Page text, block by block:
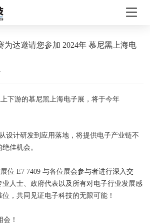
达邀请您参加 2024年 慕尼黑上海电
游的慕尼黑上海电子展，将于今年
计研发到应用落地，将提供电子产业链不
佳机会。
位 E7 7409 与各位展会参与者进行深入交
人士、政府代表以及所有对电子行业发展感
，共同见证电子科技的无限可能！
！